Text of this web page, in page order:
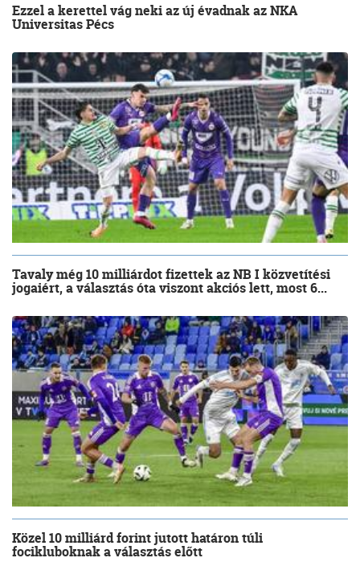
Ezzel a kerettel vág neki az új évadnak az NKA
Universitas Pécs
Tavaly még 10 milliárdot fizettek az NB I közvetítési
jogaiért, a választás óta viszont akciós lett, most 6...
Közel 10 milliárd forint jutott határon túli
focikluboknak a választás előtt